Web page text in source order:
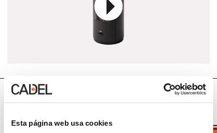
Esta página web usa cookies
Datos técnicos